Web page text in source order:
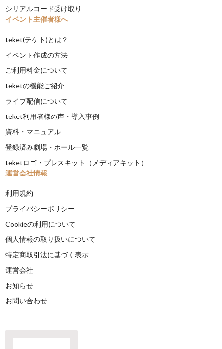
シリアルコード受け取り
イベント主催者様へ
teket(テケト)とは？
イベント作成の方法
ご利用料金について
teketの機能ご紹介
ライブ配信について
teket利用者様の声・導入事例
資料・マニュアル
登録済み劇場・ホール一覧
teketロゴ・プレスキット（メディアキット）
運営会社情報
利用規約
プライバシーポリシー
Cookieの利用について
個人情報の取り扱いについて
特定商取引法に基づく表示
運営会社
お知らせ
お問い合わせ